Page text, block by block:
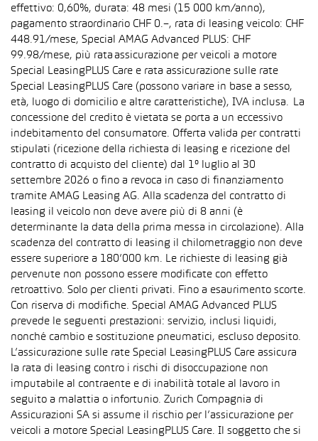
effettivo: 0,60%, durata: 48 mesi (15 000 km/anno),
pagamento straordinario CHF 0.–, rata di leasing veicolo: CHF
448.91/mese, Special AMAG Advanced PLUS: CHF
99.98/mese, più rata assicurazione per veicoli a motore
Special LeasingPLUS Care e rata assicurazione sulle rate
Special LeasingPLUS Care (possono variare in base a sesso,
età, luogo di domicilio e altre caratteristiche), IVA inclusa. La
concessione del credito è vietata se porta a un eccessivo
indebitamento del consumatore. Offerta valida per contratti
stipulati (ricezione della richiesta di leasing e ricezione del
contratto di acquisto del cliente) dal 1° luglio al 30
settembre 2026 o fino a revoca in caso di finanziamento
tramite AMAG Leasing AG. Alla scadenza del contratto di
leasing il veicolo non deve avere più di 8 anni (è
determinante la data della prima messa in circolazione). Alla
scadenza del contratto di leasing il chilometraggio non deve
essere superiore a 180’000 km. Le richieste di leasing già
pervenute non possono essere modificate con effetto
retroattivo. Solo per clienti privati. Fino a esaurimento scorte.
Con riserva di modifiche. Special AMAG Advanced PLUS
prevede le seguenti prestazioni: servizio, inclusi liquidi,
nonché cambio e sostituzione pneumatici, escluso deposito.
L’assicurazione sulle rate Special LeasingPLUS Care assicura
la rata di leasing contro i rischi di disoccupazione non
imputabile al contraente e di inabilità totale al lavoro in
seguito a malattia o infortunio. Zurich Compagnia di
Assicurazioni SA si assume il rischio per l’assicurazione per
veicoli a motore Special LeasingPLUS Care. Il soggetto che si